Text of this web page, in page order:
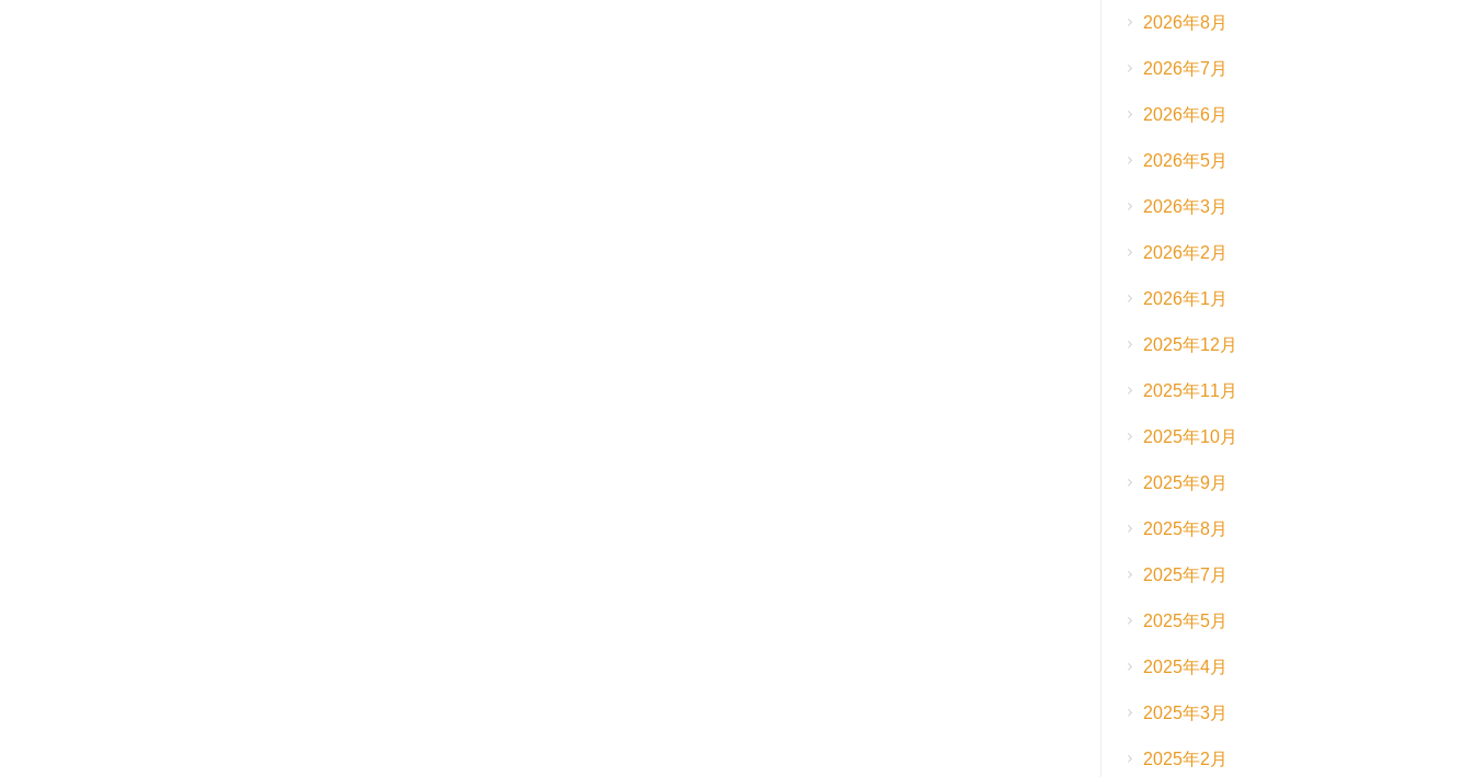
2026年8月
2026年7月
2026年6月
2026年5月
2026年3月
2026年2月
2026年1月
2025年12月
2025年11月
2025年10月
2025年9月
2025年8月
2025年7月
2025年5月
2025年4月
2025年3月
2025年2月